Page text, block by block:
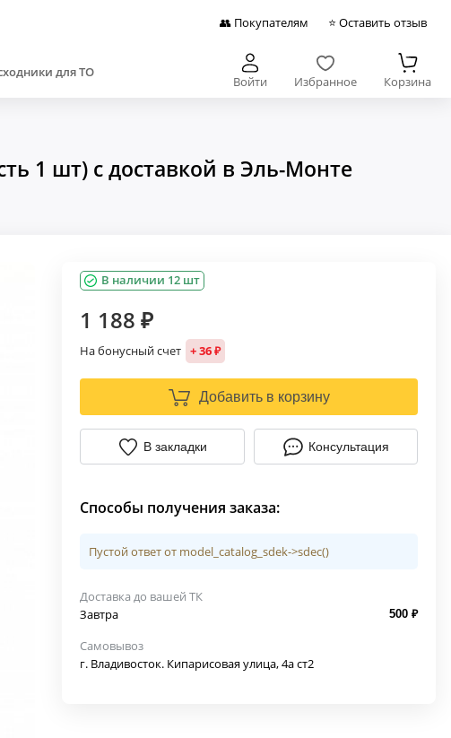
👥 Покупателям ⭐ Оставить отзыв
для ТО
Войти Избранное Корзина
1 шт) с доставкой в Эль-Монте
В наличии 12 шт
1 188 ₽
На бонусный счет + 36 ₽
Добавить в корзину
В закладки Консультация
Способы получения заказа:
Пустой ответ от model_catalog_sdek->sdec()
Доставка до вашей ТК
Завтра
500 ₽
Самовывоз
г. Владивосток. Кипарисовая улица, 4а ст2